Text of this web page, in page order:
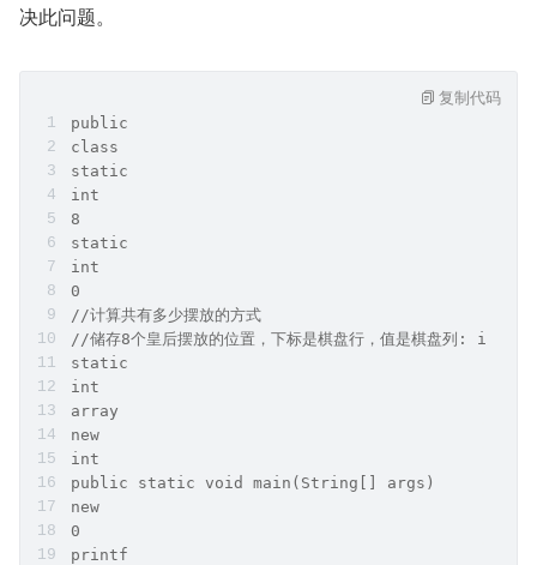
决此问题。
public
class
static
int
8
static
int
0
//计算共有多少摆放的方式
//储存8个皇后摆放的位置，下标是棋盘行，值是棋盘列:
static
int
array
new
int
public static void main(String[] args)
new
0
printf
复制代码